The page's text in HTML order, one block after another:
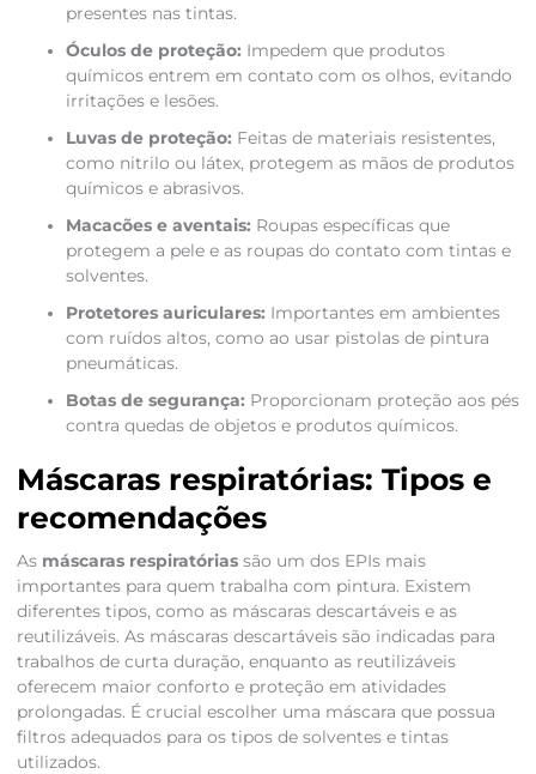
presentes nas tintas.
Óculos de proteção: Impedem que produtos
químicos entrem em contato com os olhos, evitando
irritações e lesões.
Luvas de proteção: Feitas de materiais resistentes,
como nitrilo ou látex, protegem as mãos de produtos
químicos e abrasivos.
Macacões e aventais: Roupas específicas que
protegem a pele e as roupas do contato com tintas e
solventes.
Protetores auriculares: Importantes em ambientes
com ruídos altos, como ao usar pistolas de pintura
pneumáticas.
Botas de segurança: Proporcionam proteção aos pés
contra quedas de objetos e produtos químicos.
Máscaras respiratórias: Tipos e
recomendações
As máscaras respiratóriassão um dos EPIs mais
importantes para quem trabalha com pintura. Existem
diferentes tipos, como as máscaras descartáveis e as
reutilizáveis. As máscaras descartáveis são indicadas para
trabalhos de curta duração, enquanto as reutilizáveis
oferecem maior conforto e proteção em atividades
prolongadas. É crucial escolher uma máscara que possua
filtros adequados para os tipos de solventes e tintas
utilizados.